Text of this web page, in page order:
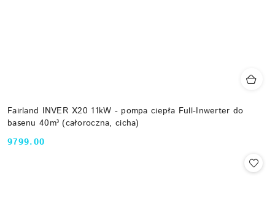
Fairland INVER X20 11kW - pompa ciepła Full-Inwerter do
basenu 40m³ (całoroczna, cicha)
Cena:
9799.00